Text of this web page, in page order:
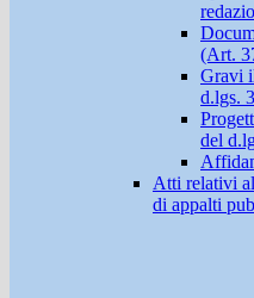
(Art.
Gravi
d.lgs.
del
Atti relativi
di appalti